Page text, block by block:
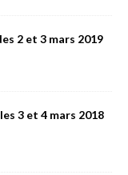
2 et 3 mars 2019
3 et 4 mars 2018